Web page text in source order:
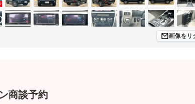
画像をリ
商談予約